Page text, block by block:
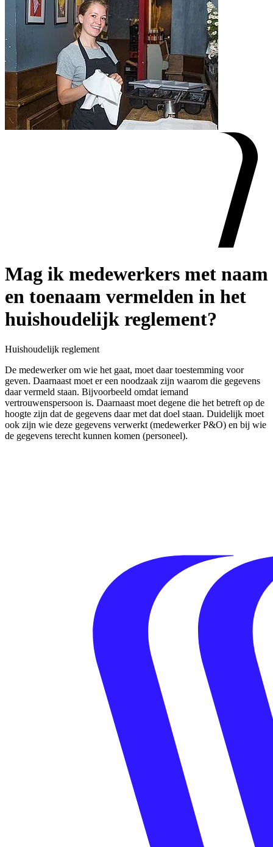
Mag ik medewerkers met naam
en toenaam vermelden in het
huishoudelijk reglement?
Huishoudelijk reglement
De medewerker om wie het gaat, moet daar toestemming voor
geven. Daarnaast moet er een noodzaak zijn waarom die gegevens
daar vermeld staan. Bijvoorbeeld omdat iemand
vertrouwenspersoon is. Daarnaast moet degene die het betreft op de
hoogte zijn dat de gegevens daar met dat doel staan. Duidelijk moet
ook zijn wie deze gegevens verwerkt (medewerker P&O) en bij wie
de gegevens terecht kunnen komen (personeel).